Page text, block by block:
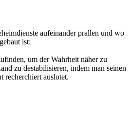
aufeinander prallen und wo
ist:
um der Wahrheit näher zu
zu destabilisieren, indem man seinen
recherchiert auslotet.